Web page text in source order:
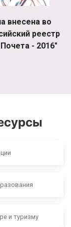
внесена во
реестр
- 2016"
и туризму